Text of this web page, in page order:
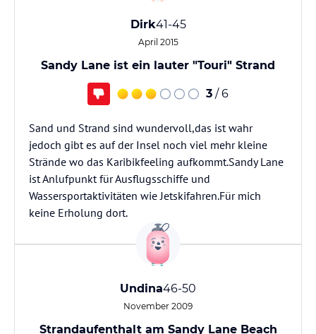
Dirk41-45
April 2015
Sandy Lane ist ein lauter "Touri" Strand
3 / 6
Sand und Strand sind wundervoll,das ist wahr
jedoch gibt es auf der Insel noch viel mehr kleine
Strände wo das Karibikfeeling aufkommt.Sandy Lane
ist Anlufpunkt für Ausflugsschiffe und
Wassersportaktivitäten wie Jetskifahren.Für mich
keine Erholung dort.
Undina46-50
November 2009
Strandaufenthalt am Sandy Lane Beach